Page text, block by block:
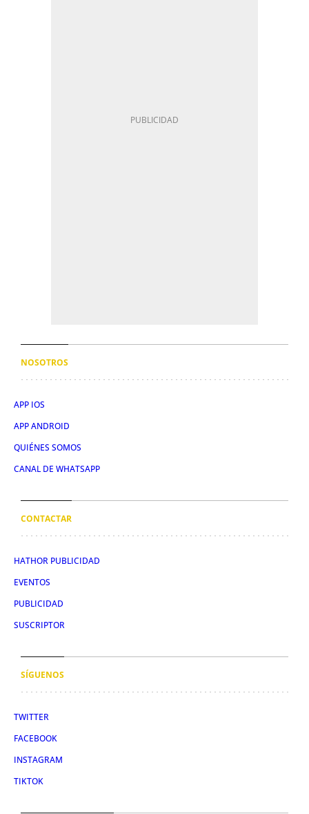
NOSOTROS
APP IOS
APP ANDROID
QUIÉNES SOMOS
CANAL DE WHATSAPP
CONTACTAR
HATHOR PUBLICIDAD
EVENTOS
PUBLICIDAD
SUSCRIPTOR
SÍGUENOS
TWITTER
FACEBOOK
INSTAGRAM
TIKTOK